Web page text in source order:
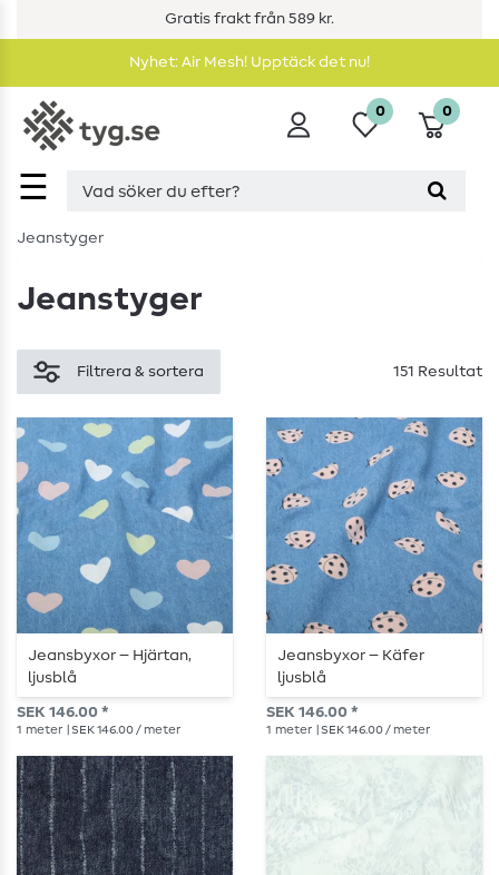
Gratis frakt från 589 kr.
Nyhet: Air Mesh! Upptäck det nu!
☰
0 0
Jeanstyger
Jeanstyger
Filtrera & sortera 151 Resultat
Jeansbyxor – Hjärtan,
ljusblå
SEK 146.00 *
1 meter | SEK 146.00 / meter
Jeansbyxor – Käfer
ljusblå
SEK 146.00 *
1 meter | SEK 146.00 / meter